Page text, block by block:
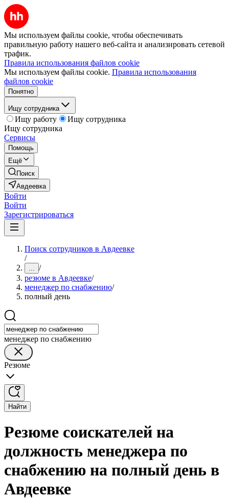
Мы используем файлы cookie, чтобы обеспечивать
правильную работу нашего веб-сайта и анализировать сетевой
трафик.
Правила использования файлов cookie
Мы используем файлы cookie. Правила использования
файлов cookie
Понятно
Ищу сотрудника
Ищу работу
Ищу сотрудника
Ищу сотрудника
Сервисы
Помощь
Ещё
Поиск
Авдеевка
Войти
Войти
Зарегистрироваться
Поиск сотрудников в Авдеевке
/
... /
резюме в Авдеевке/
менеджер по снабжению/
полный день
менеджер по снабжению
Резюме
Найти
Резюме соискателей на
должность менеджера по
снабжению на полный день в
Авдеевке